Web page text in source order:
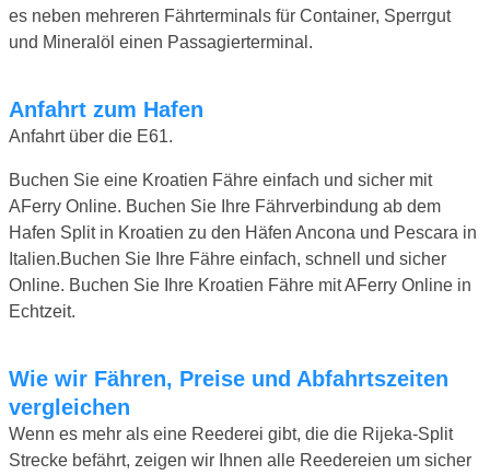
es neben mehreren Fährterminals für Container, Sperrgut
und Mineralöl einen Passagierterminal.
Anfahrt zum Hafen
Anfahrt über die E61.
Buchen Sie eine Kroatien Fähre einfach und sicher mit
AFerry Online. Buchen Sie Ihre Fährverbindung ab dem
Hafen Split in Kroatien zu den Häfen Ancona und Pescara in
Italien.Buchen Sie Ihre Fähre einfach, schnell und sicher
Online. Buchen Sie Ihre Kroatien Fähre mit AFerry Online in
Echtzeit.
Wie wir Fähren, Preise und Abfahrtszeiten
vergleichen
Wenn es mehr als eine Reederei gibt, die die Rijeka-Split
Strecke befährt, zeigen wir Ihnen alle Reedereien um sicher